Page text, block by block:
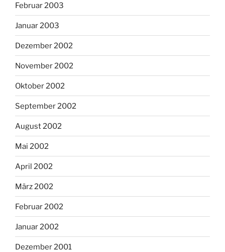
Februar 2003
Januar 2003
Dezember 2002
November 2002
Oktober 2002
September 2002
August 2002
Mai 2002
April 2002
März 2002
Februar 2002
Januar 2002
Dezember 2001